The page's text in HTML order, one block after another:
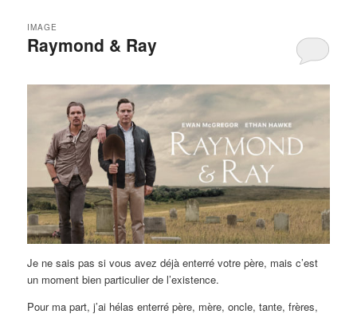
Raymond & Ray
IMAGE
Je ne sais pas si vous avez déjà enterré votre père, mais c’est
un moment bien particulier de l’existence.
Pour ma part, j’ai hélas enterré père, mère, oncle, tante, frères,